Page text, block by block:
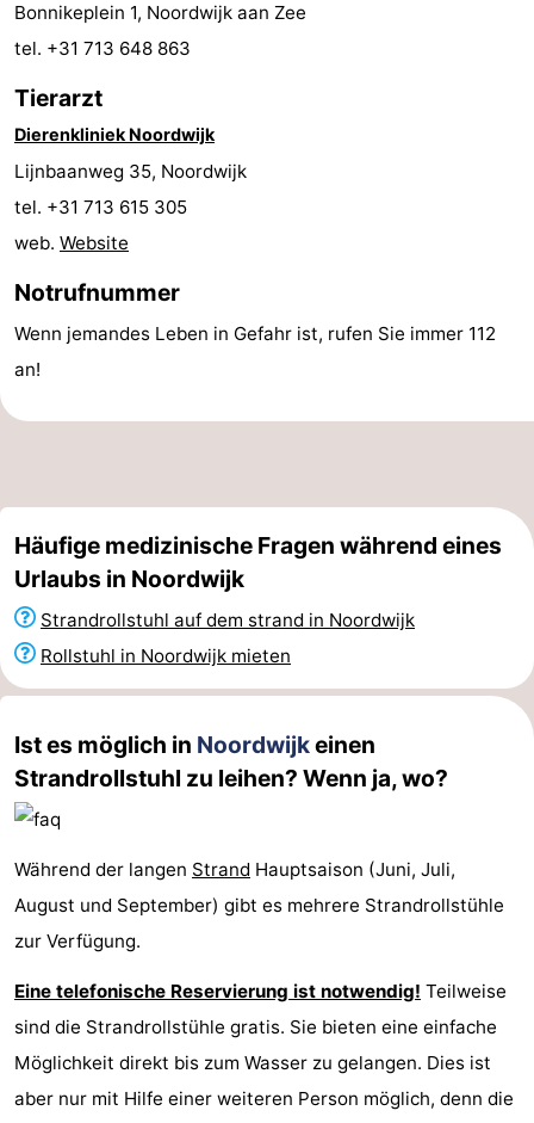
trinken
Praktisch
Forum
Route
-
Parken
Reisebuchshop
Medizin
Adressen
Region
Nordholland
Schoorlse
Duinen
Bergen
aan
Zee
-
Bergen
-
Alkmaar
-
Egmond
aan
-
Noordhollands
-
aan
Zee
Natur
Zuid-
Kennermerland
-
Amsterdam
-
Haarlem
-
Zandvoort
Südholland
-
Bonnikeplein 1, Noordwijk aan Zee
tel. +31 713 648 863
Tierarzt
Dierenkliniek Noordwijk
Lijnbaanweg 35, Noordwijk
tel. +31 713 615 305
web. Website
Notrufnummer
Wenn jemandes Leben in Gefahr ist, rufen Sie immer 112
an!
Häufige medizinische Fragen während eines
Urlaubs in Noordwijk
Strandrollstuhl auf dem strand in Noordwijk
Rollstuhl in Noordwijk mieten
Ist es möglich in Noordwijkeinen
Strandrollstuhl zu leihen? Wenn ja, wo?
Während der langen Strand Hauptsaison (Juni, Juli,
August und September) gibt es mehrere Strandrollstühle
zur Verfügung.
Eine telefonische Reservierung ist notwendig! Teilweise
sind die Strandrollstühle gratis. Sie bieten eine einfache
Möglichkeit direkt bis zum Wasser zu gelangen. Dies ist
aber nur mit Hilfe einer weiteren Person möglich, denn die